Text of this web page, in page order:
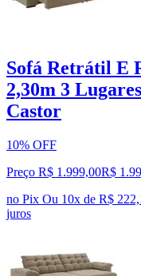
Sofá Retrátil E
2,30m 3
Castor
10% OFF
Preço R$ 1.999,00R$
no Pix Ou 10x de R$
juros